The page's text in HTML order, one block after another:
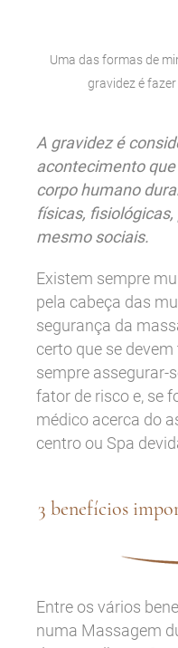
Uma das formas de
gravidez é
A gravidez é
acontecimento
corpo humano
físicas,
mesmo sociais.
Existem sempre
pela cabeça das
segurança da
certo que se
sempre assegurar-
fator de risco e, se
médico acerca do
centro ou Spa
3 benefícios
Entre os vários
numa Massagem